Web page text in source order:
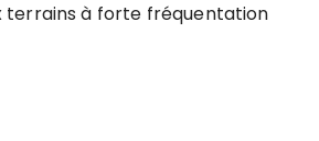
terrains à forte fréquentation